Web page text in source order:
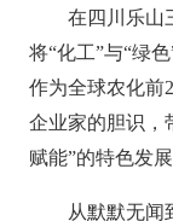
在四川乐山
将“化工”与“绿
作为全球农化前
企业家的胆识，
赋能”的特色发展
从默默无闻